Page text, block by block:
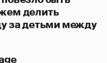
делить
за детьми между